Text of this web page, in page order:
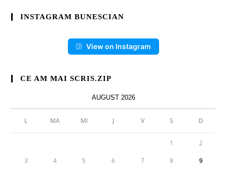
INSTAGRAM BUNESCIAN
View on Instagram
CE AM MAI SCRIS.ZIP
AUGUST 2026
L MA MI J V S D
1 2
3 4 5 6 7 8 9